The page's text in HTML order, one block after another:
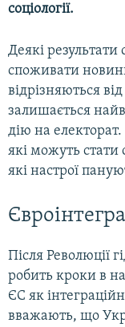
соціології.
Деякі
споживати
відрізняються
залишається
дію на електорат.
які можуть
які настрої
Після Революції
робить кроки в
ЄС як
вважають, що